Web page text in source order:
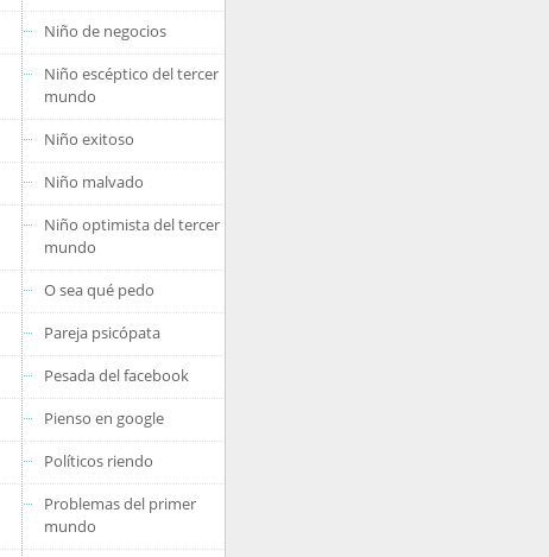
Niño de negocios
Niño escéptico del tercer
mundo
Niño exitoso
Niño malvado
Niño optimista del tercer
mundo
O sea qué pedo
Pareja psicópata
Pesada del facebook
Pienso en google
Políticos riendo
Problemas del primer
mundo